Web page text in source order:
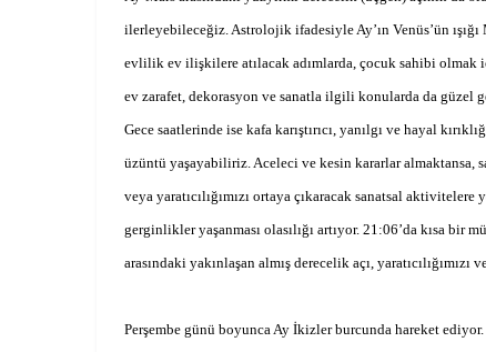
ilerleyebileceğiz. Astrolojik ifadesiyle Ay’ın Venüs’ün
evlilik ev ilişkilere atılacak adımlarda, çocuk sahibi
ev zarafet, dekorasyon ve sanatla ilgili konularda da
Gece saatlerinde ise kafa karıştırıcı, yanılgı ve hayal
üzüntü yaşayabiliriz. Aceleci ve kesin kararlar
veya yaratıcılığımızı ortaya çıkaracak sanatsal
gerginlikler yaşanması olasılığı artıyor. 21:06’da kısa
arasındaki yakınlaşan almış derecelik açı,
Perşembe günü boyunca Ay İkizler burcunda hareket